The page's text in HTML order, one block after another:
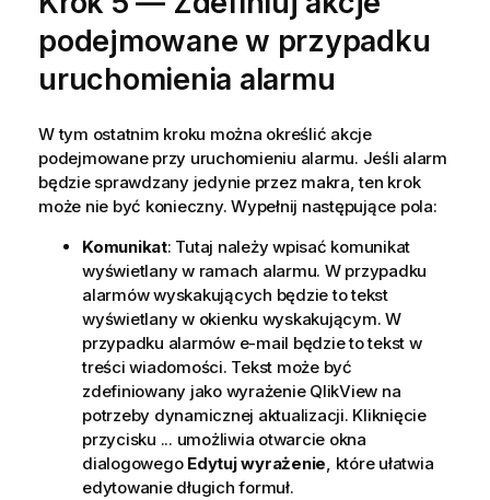
podejmowane w przypadku
uruchomienia alarmu
W tym ostatnim kroku można określić akcje
podejmowane przy uruchomieniu alarmu. Jeśli alarm
będzie sprawdzany jedynie przez makra, ten krok
może nie być konieczny. Wypełnij następujące pola:
Komunikat: Tutaj należy wpisać komunikat
wyświetlany w ramach alarmu. W przypadku
alarmów wyskakujących będzie to tekst
wyświetlany w okienku wyskakującym. W
przypadku alarmów e-mail będzie to tekst w
treści wiadomości. Tekst może być
zdefiniowany jako wyrażenie QlikView na
potrzeby dynamicznej aktualizacji. Kliknięcie
przycisku ... umożliwia otwarcie okna
dialogowego Edytuj wyrażenie, które ułatwia
edytowanie długich formuł.